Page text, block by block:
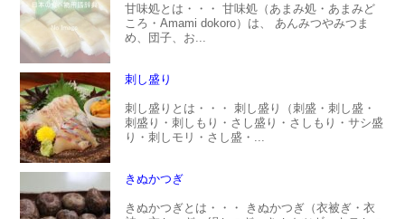
甘味処とは・・・ 甘味処（あまみ処・あまみど
ころ・Amami dokoro）は、 あんみつやみつま
め、団子、お...
刺し盛り
刺し盛りとは・・・ 刺し盛り（刺盛・刺し盛・
刺盛り・刺しもり・さし盛り・さしもり・サシ盛
り・刺しモリ・さし盛・...
きぬかつぎ
きぬかつぎとは・・・ きぬかつぎ（衣被ぎ・衣